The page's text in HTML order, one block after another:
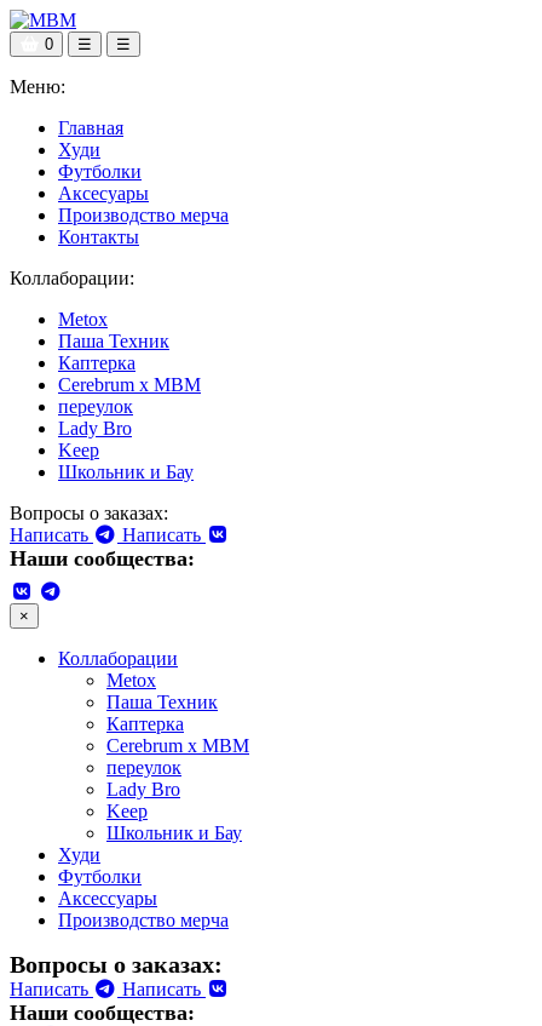
0 ☰ ☰
Меню:
Главная
Худи
Футболки
Аксесуары
Производство мерча
Контакты
Коллаборации:
Metox
Паша Техник
Каптерка
Cerebrum x MBM
переулок
Lady Bro
Keep
Школьник и Бау
Вопросы о заказах:
Написать
Написать
Наши сообщества:
×
Коллаборации
Metox
Паша Техник
Каптерка
Cerebrum x MBM
переулок
Lady Bro
Keep
Школьник и Бау
Худи
Футболки
Аксессуары
Производство мерча
Вопросы о заказах:
Написать Написать
Наши сообщества: